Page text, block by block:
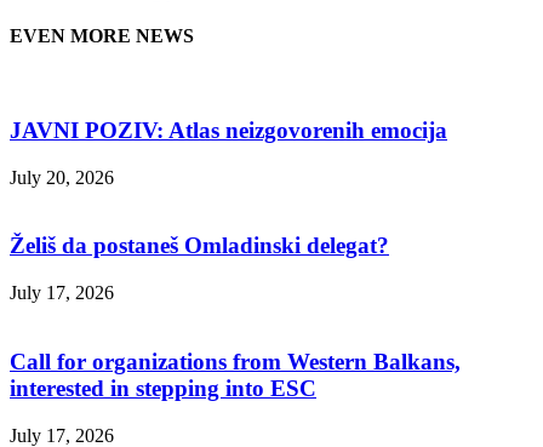
EVEN MORE NEWS
JAVNI POZIV: Atlas neizgovorenih emocija
July 20, 2026
Želiš da postaneš Omladinski delegat?
July 17, 2026
Call for organizations from Western Balkans,
interested in stepping into ESC
July 17, 2026